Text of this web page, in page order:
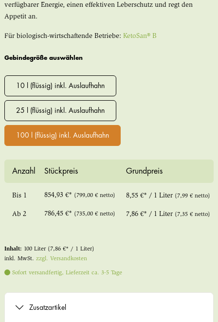
verfügbarer Energie, einen effektiven Leberschutz und regt den
Appetit an.
Für biologisch-wirtschaftende Betriebe: KetoSan® B
Gebindegröße auswählen
10 l (flüssig) inkl. Auslaufhahn
25 l (flüssig) inkl. Auslaufhahn
100 l (flüssig) inkl. Auslaufhahn
Anzahl Stückpreis Grundpreis
Bis 1 854,93 €* (799,00 € netto) 8,55 €* / 1 Liter (7,99 € netto)
Ab 2 786,45 €* (735,00 € netto) 7,86 €* / 1 Liter (7,35 € netto)
Inhalt: 100 Liter (7,86 €* / 1 Liter)
inkl. MwSt. zzgl. Versandkosten
Sofort versandfertig, Lieferzeit ca. 3-5 Tage
Zusatzartikel